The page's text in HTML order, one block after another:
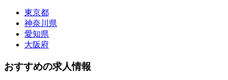
東京都
神奈川県
愛知県
大阪府
おすすめの求人情報